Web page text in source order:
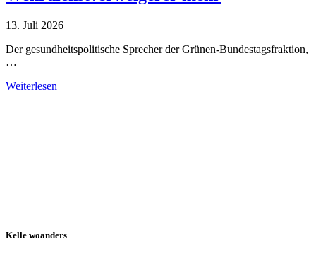
13. Juli 2026
Der gesundheitspolitische Sprecher der Grünen-Bundestagsfraktion,
…
Weiterlesen
Kelle woanders